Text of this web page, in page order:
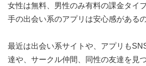
女性は無料、男性のみ有料の課金タイ
手の出会い系のアプリは安心感がある
最近は出会い系サイトや、アプリも
達や、サークル仲間、同性の友達を見